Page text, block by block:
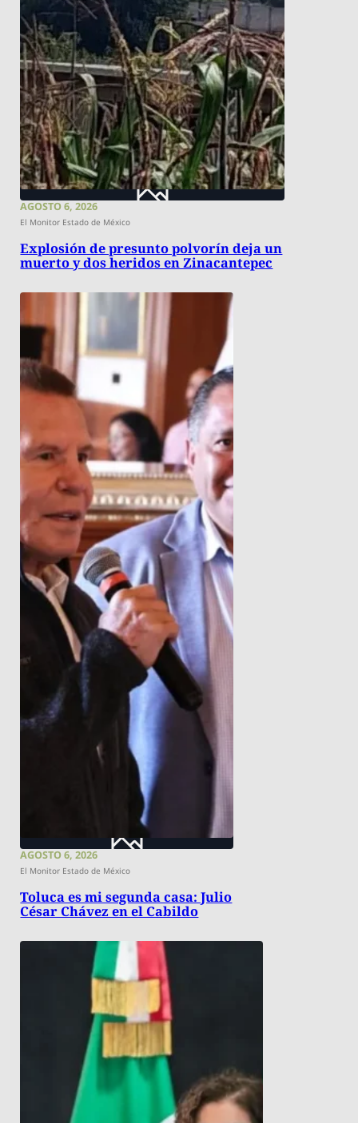
AGOSTO 6, 2026
El Monitor Estado de México
Explosión de presunto polvorín deja un
muerto y dos heridos en Zinacantepec
AGOSTO 6, 2026
El Monitor Estado de México
Toluca es mi segunda casa: Julio
César Chávez en el Cabildo